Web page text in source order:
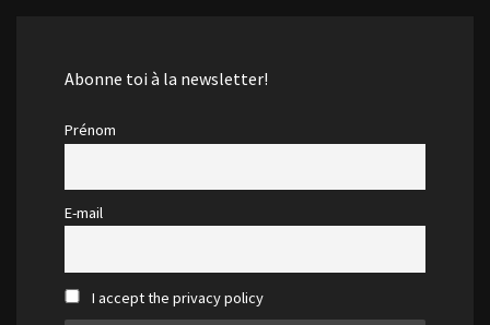
Abonne toi à la newsletter!
Prénom
E-mail
I accept the privacy policy